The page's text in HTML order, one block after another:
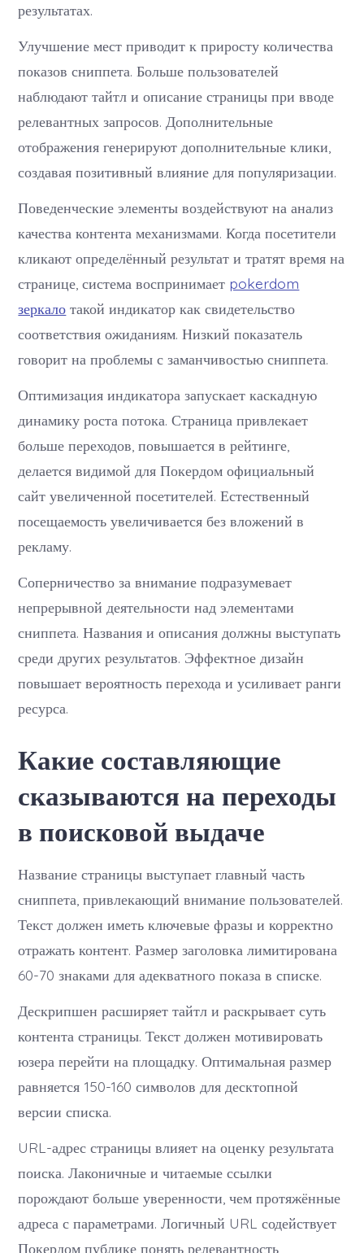
результатах.
Улучшение мест приводит к приросту количества
показов сниппета. Больше пользователей
наблюдают тайтл и описание страницы при вводе
релевантных запросов. Дополнительные
отображения генерируют дополнительные клики,
создавая позитивный влияние для популяризации.
Поведенческие элементы воздействуют на анализ
качества контента механизмами. Когда посетители
кликают определённый результат и тратят время на
странице, система воспринимает pokerdom
зеркало такой индикатор как свидетельство
соответствия ожиданиям. Низкий показатель
говорит на проблемы с заманчивостью сниппета.
Оптимизация индикатора запускает каскадную
динамику роста потока. Страница привлекает
больше переходов, повышается в рейтинге,
делается видимой для Покердом официальный
сайт увеличенной посетителей. Естественный
посещаемость увеличивается без вложений в
рекламу.
Соперничество за внимание подразумевает
непрерывной деятельности над элементами
сниппета. Названия и описания должны выступать
среди других результатов. Эффектное дизайн
повышает вероятность перехода и усиливает ранги
ресурса.
Какие составляющие
сказываются на переходы
в поисковой выдаче
Название страницы выступает главный часть
сниппета, привлекающий внимание пользователей.
Текст должен иметь ключевые фразы и корректно
отражать контент. Размер заголовка лимитирована
60-70 знаками для адекватного показа в списке.
Дескрипшен расширяет тайтл и раскрывает суть
контента страницы. Текст должен мотивировать
юзера перейти на площадку. Оптимальная размер
равняется 150-160 символов для десктопной
версии списка.
URL-адрес страницы влияет на оценку результата
поиска. Лаконичные и читаемые ссылки
порождают больше уверенности, чем протяжённые
адреса с параметрами. Логичный URL содействует
Покердом публике понять релевантность